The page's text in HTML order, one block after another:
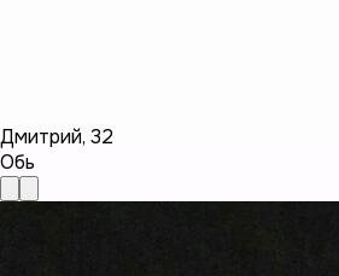
Дмитрий, 32
Обь